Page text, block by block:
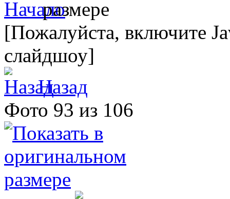
[Пожалуйста, включите
слайдшоу]
Назад
Фото 93 из 106